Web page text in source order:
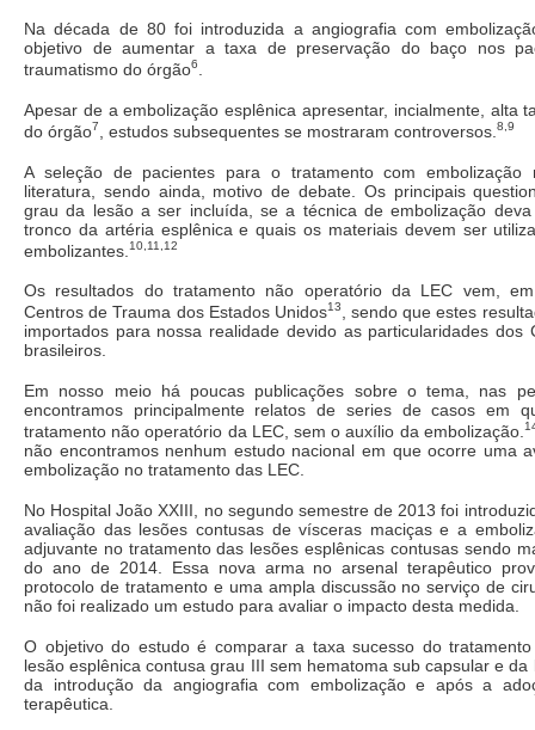
Na década de 80 foi introduzida a angiografia com
objetivo de aumentar a taxa de preservação do baço nos
traumatismo do órgão6
Apesar de a embolização esplênica apresentar, incialmente, alta
do órgão7 , estudos subsequentes se mostraram controversos. 8,9
A seleção de pacientes para o tratamento com
literatura, sendo ainda, motivo de debate. Os principais
grau da lesão a ser incluída, se a técnica de embolização
tronco da artéria esplênica e quais os materiais devem ser
embolizantes. 10,11,12
Os resultados do tratamento não operatório da LEC vem,
Centros de Trauma dos Estados Unidos13
, sendo que estes
importados para nossa realidade devido as particularidades dos
brasileiros.
Em nosso meio há poucas publicações sobre o tema, nas
encontramos principalmente relatos de series de casos em
tratamento não operatório da LEC, sem o auxílio da embolização.
não encontramos nenhum estudo nacional em que ocorre uma
embolização no tratamento das LEC.
No Hospital João XXIII, no segundo semestre de 2013 foi
avaliação das lesões contusas de vísceras maciças e a
adjuvante no tratamento das lesões esplênicas contusas sendo
do ano de 2014. Essa nova arma no arsenal terapêutico
protocolo de tratamento e uma ampla discussão no serviço de
não foi realizado um estudo para avaliar o impacto desta medida.
O objetivo do estudo é comparar a taxa sucesso do
lesão esplênica contusa grau III sem hematoma sub capsular e da
da introdução da angiografia com embolização e após a
terapêutica.